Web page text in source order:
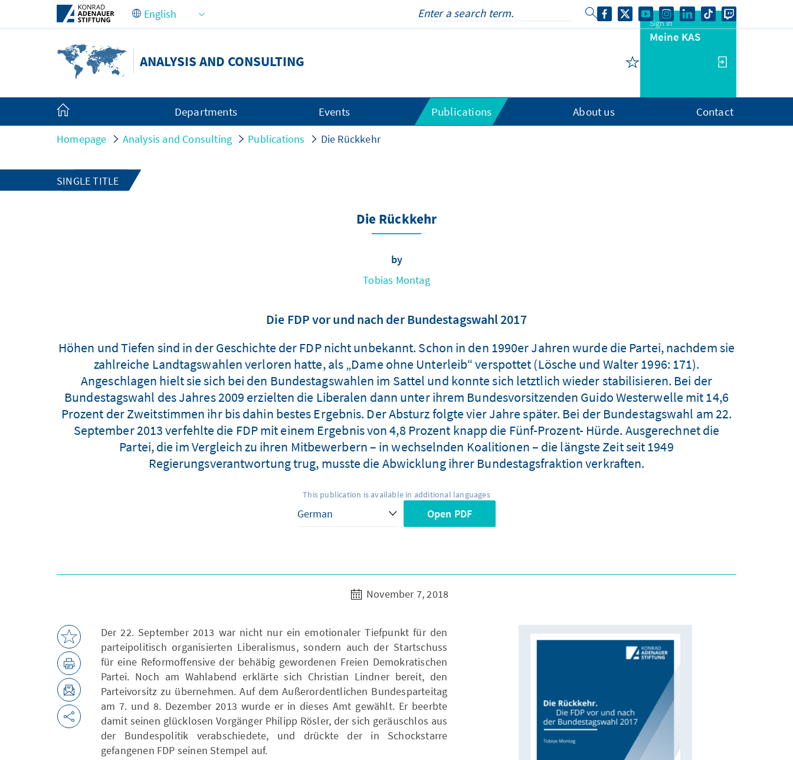
Skip to Main Content
ANALYSIS AND CONSULTING
Sign in
Meine KAS
Departments Events Publications About us Contact
Homepage Analysis and Consulting Publications Die Rückkehr
SINGLE TITLE
Die Rückkehr
by
Tobias Montag
Die FDP vor und nach der Bundestagswahl 2017
Höhen und Tiefen sind in der Geschichte der FDP nicht unbekannt. Schon in den 1990er Jahren wurde die Partei, nachdem sie
zahlreiche Landtagswahlen verloren hatte, als „Dame ohne Unterleib“ verspottet (Lösche und Walter 1996: 171).
Angeschlagen hielt sie sich bei den Bundestagswahlen im Sattel und konnte sich letztlich wieder stabilisieren. Bei der
Bundestagswahl des Jahres 2009 erzielten die Liberalen dann unter ihrem Bundesvorsitzenden Guido Westerwelle mit 14,6
Prozent der Zweitstimmen ihr bis dahin bestes Ergebnis. Der Absturz folgte vier Jahre später. Bei der Bundestagswahl am 22.
September 2013 verfehlte die FDP mit einem Ergebnis von 4,8 Prozent knapp die Fünf-Prozent- Hürde. Ausgerechnet die
Partei, die im Vergleich zu ihren Mitbewerbern – in wechselnden Koalitionen – die längste Zeit seit 1949
Regierungsverantwortung trug, musste die Abwicklung ihrer Bundestagsfraktion verkraften.
This publication is available in additional languages
Open PDF
November 7, 2018
Der 22. September 2013 war nicht nur ein emotionaler Tiefpunkt für den
parteipolitisch organisierten Liberalismus, sondern auch der Startschuss
für eine Reformoffensive der behäbig gewordenen Freien Demokratischen
Partei. Noch am Wahlabend erklärte sich Christian Lindner bereit, den
Parteivorsitz zu übernehmen. Auf dem Außerordentlichen Bundesparteitag
am 7. und 8. Dezember 2013 wurde er in dieses Amt gewählt. Er beerbte
damit seinen glücklosen Vorgänger Philipp Rösler, der sich geräuschlos aus
der Bundespolitik verabschiedete, und drückte der in Schockstarre
gefangenen FDP seinen Stempel auf.